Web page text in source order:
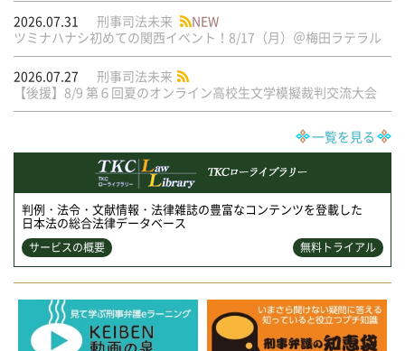
2026.07.31 刑事司法未来
NEW
ツミナハナシ初めての関西イベント！8/17（月）＠梅田ラテラル
2026.07.27
刑事司法未来
【後援】8/9 第６回夏のオンライン高校生文学模擬裁判交流大会
一覧を見る
判例・法令・文献情報・法律雑誌の豊富なコンテンツを登載した
日本法の総合法律データベース
サービスの概要 無料トライアル